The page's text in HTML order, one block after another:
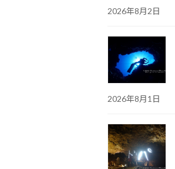
2026年8月2日
2026年8月1日